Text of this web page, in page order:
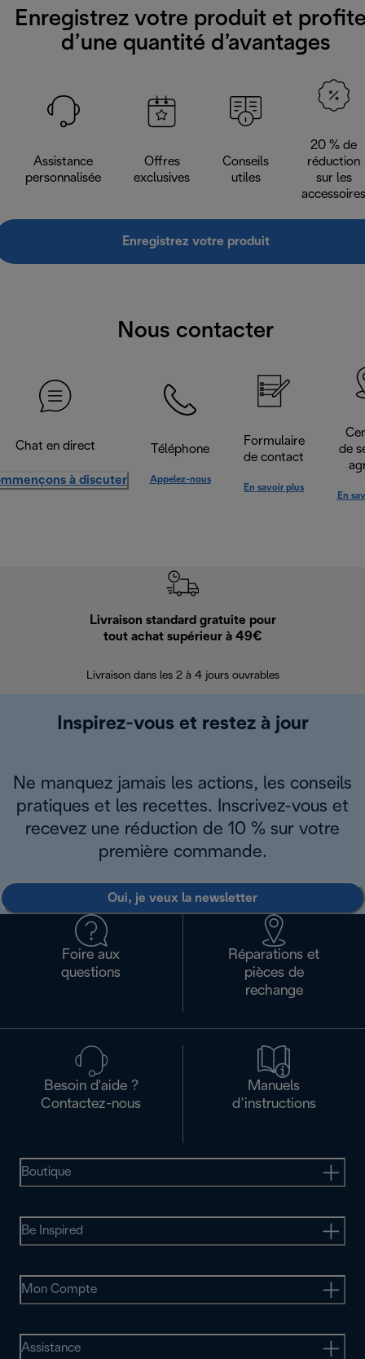
Enregistrez votre produit et
d’une quantité d’avantages
Assistance
personnalisée
Offres
exclusives
Conseils
utiles
20 % de
réduction
sur les
accessoires
Enregistrez votre produit
Nous contacter
Chat en direct
à discuter
Téléphone
Appelez-nous
Formulaire
de contact
En savoir plus
de
En
Livraison standard gratuite pour
tout achat supérieur à 49€
Livraison dans les 2 à 4 jours ouvrables
Inspirez-vous et restez à jour
Ne manquez jamais les actions, les conseils
pratiques et les recettes. Inscrivez-vous et
recevez une réduction de 10 % sur votre
première commande.
Oui, je veux la newsletter
Foire aux
questions
Réparations et
pièces de
rechange
Besoin d'aide ?
Contactez-nous
Manuels
d’instructions
Boutique
Be Inspired
Mon Compte
Assistance